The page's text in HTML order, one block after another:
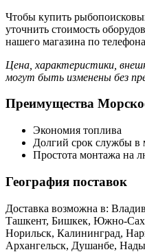
Чтобы купить
уточнить стоимость
нашего магазина по
Цена, характеристики,
могут быть изменены без
Преимущества
Экономия топлива
Долгий срок службы в
Простота монтажа на
География поставок
Доставка возможна в:
Ташкент, Бишкек, Южно-
Норильск, Калининград,
Архангельск, Душанбе,